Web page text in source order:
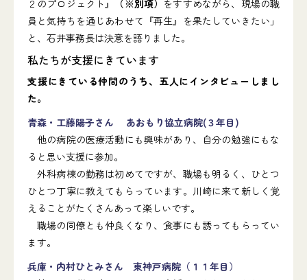
２のプロジェクト』 （※別項） をすすめながら、現場の職
員と気持ちを通じあわせて『再生』を果たしていきたい」
と、石井事務長は決意を語りました。
私たちが支援にきています
支援にきている仲間のうち、五人にインタビューしまし
た。
青森・工藤陽子さん あおもり協立病院(３年目)
他の病院の医療活動にも興味があり、自分の勉強にもな
ると思い支援に参加。
外科病棟の勤務は初めてですが、職場も明るく、ひとつ
ひとつ丁寧に教えてもらっています。川崎に来て新しく覚
えることがたくさんあって楽しいです。
職場の同僚とも仲良くなり、食事にも誘ってもらってい
ます。
兵庫・内村ひとみさん 東神戸病院（１１年目）